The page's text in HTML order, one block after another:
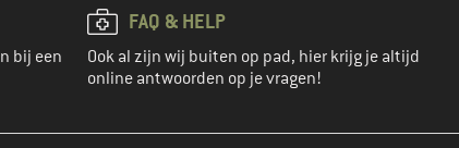
bij een
FAQ & HELP
Ook al zijn wij buiten op pad, hier krijg je altijd
online antwoorden op je vragen!